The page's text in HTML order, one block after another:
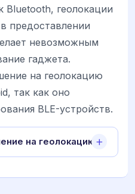
Bluetooth, геолокации
предоставлении
невозможным
гаджета.
на геолокацию
так как оно
BLE-устройств.
на геолокацию?